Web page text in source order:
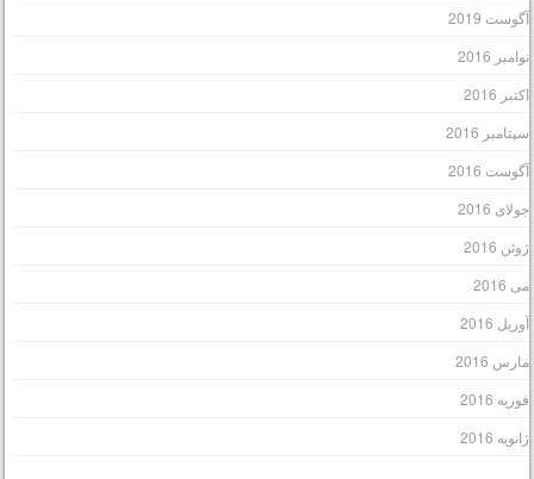
2019
2016
2016
2016
2016
2016
2016
2016
2016
2016
2016
2016